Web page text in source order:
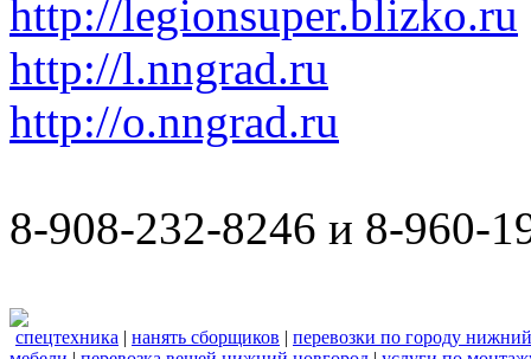
http://legionsuper.blizko.ru
http://l.nngrad.ru
http://o.nngrad.ru
8-908-232-8246 и 8-960-
спецтехника | нанять сборщиков | перевозки по городу